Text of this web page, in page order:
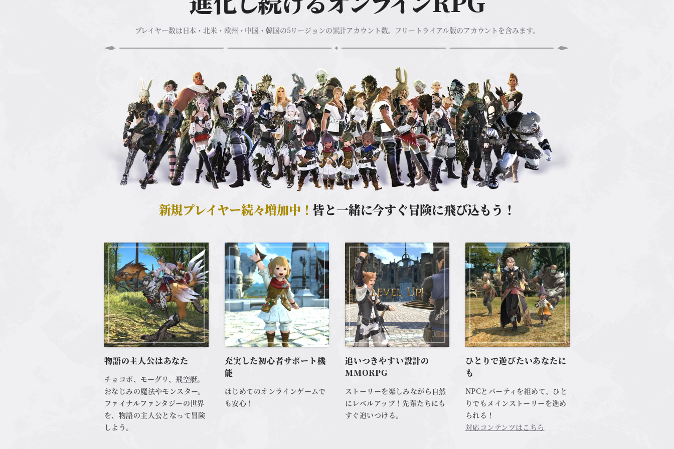
プレイヤー数は日本・北米・欧州・中国・韓国の5リージョンの累計アカウント数。 フリートライアル版のアカウントを含みます。
新規プレイヤー続々増加中！ 皆と一緒に今すぐ冒険に飛び込もう！
物語の主人公はあなた
チョコボ、モーグリ、飛空艇。
おなじみの魔法やモンスター。
ファイナルファンタジーの世界
を、物語の主人公となって冒険
しよう。
充実した初心者サポート機
能
はじめてのオンラインゲームで
も安心！
追いつきやすい設計の
MMORPG
ストーリーを楽しみながら自然
にレベルアップ！先輩たちにも
すぐ追いつける。
ひとりで遊びたいあなたに
も
NPCとパーティを組めて、ひと
りでもメインストーリーを進め
られる！
対応コンテンツはこちら